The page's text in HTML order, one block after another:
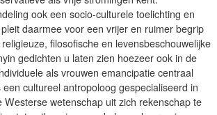
ook een socio-culturele toelichting en
daarmee voor een vrijer en ruimer begrip
filosofische en levensbeschouwelijke
gedichten u laten zien hoezeer ook in de
als vrouwen emancipatie centraal
cultureel antropoloog gespecialiseerd in
wetenschap uit zich rekenschap te